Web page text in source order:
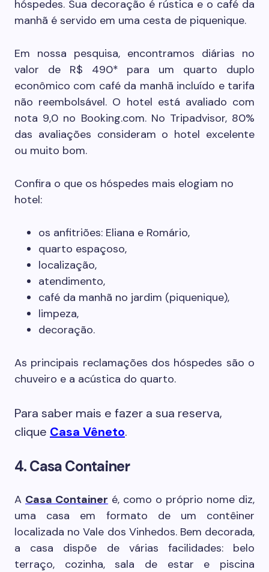
hóspedes. Sua decoração é rústica e o café da
manhã é servido em uma cesta de piquenique.
Em nossa pesquisa, encontramos diárias no
valor de R$ 490* para um quarto duplo
econômico com café da manhã incluído e tarifa
não reembolsável. O hotel está avaliado com
nota 9,0 no Booking.com. No Tripadvisor, 80%
das avaliações consideram o hotel excelente
ou muito bom.
Confira o que os hóspedes mais elogiam no
hotel:
os anfitriões: Eliana e Romário,
quarto espaçoso,
localização,
atendimento,
café da manhã no jardim (piquenique),
limpeza,
decoração.
As principais reclamações dos hóspedes são o
chuveiro e a acústica do quarto.
Para saber mais e fazer a sua reserva,
clique Casa Vêneto.
4. Casa Container
A Casa Container é, como o próprio nome diz,
uma casa em formato de um contêiner
localizada no Vale dos Vinhedos. Bem decorada,
a casa dispõe de várias facilidades: belo
terraço, cozinha, sala de estar e piscina